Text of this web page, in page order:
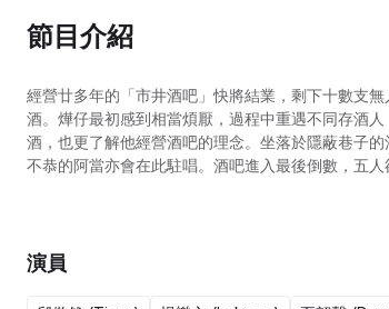
節目介紹
經營廿多年的「市井酒吧」快將結業，剩下十數支
酒。燁仔最初感到相當煩厭，過程中重遇不同存酒
酒，也更了解他經營酒吧的理念。坐落於隱蔽巷子
不恭的阿當亦會在此駐唱。酒吧進入最後倒數，五
演員